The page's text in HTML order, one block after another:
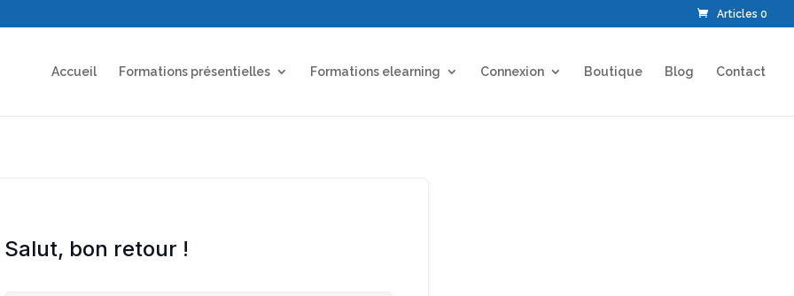
Articles 0
Accueil Formations présentielles Formations elearning Connexion Boutique Blog Contact
Salut, bon retour !